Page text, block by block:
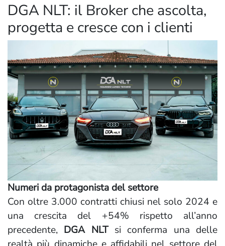
DGA NLT: il Broker che ascolta,
progetta e cresce con i clienti
Numeri da protagonista del settore
Con oltre 3.000 contratti chiusi nel solo 2024 e
una crescita del +54% rispetto all’anno
precedente, DGA NLTsi conferma una delle